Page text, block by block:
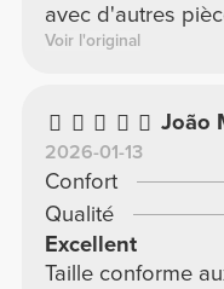
avec d'autres
Voir l'original
João
2026-01-13
Confort
Qualité
Excellent
Taille conforme